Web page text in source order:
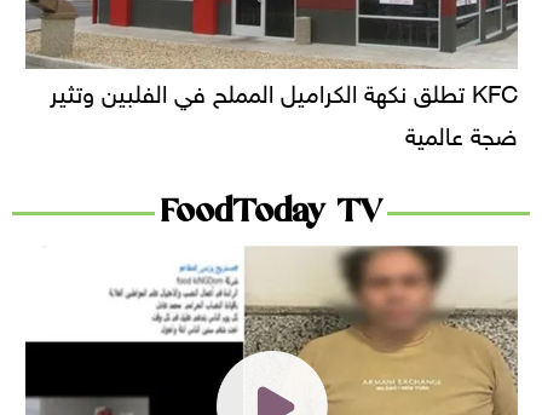
KFC تطلق نكهة الكراميل المملح في الفلبين وتثير
ضجة عالمية
FoodToday TV